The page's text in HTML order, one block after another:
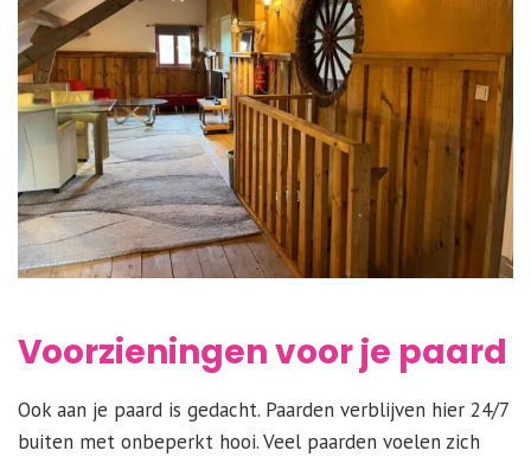
Voorzieningen voor je paard
Ook aan je paard is gedacht. Paarden verblijven hier 24/7
buiten met onbeperkt hooi. Veel paarden voelen zich